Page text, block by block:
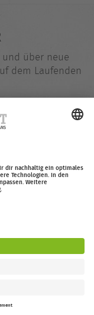
über neue
dem Laufenden